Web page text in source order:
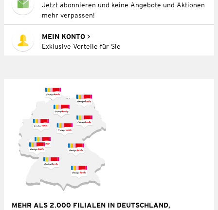
Jetzt abonnieren und keine Angebote und Aktionen
mehr verpassen!
MEIN KONTO
Exklusive Vorteile für Sie
MEHR ALS 2.000 FILIALEN IN DEUTSCHLAND,